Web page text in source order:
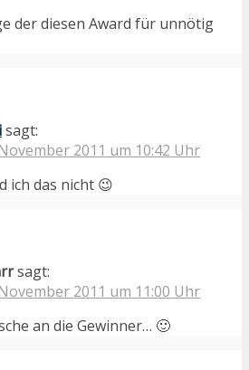
der diesen Award für unnötig
sagt:
2011 um 10:42 Uhr
ich das nicht 😉
sagt:
2011 um 11:00 Uhr
an die Gewinner… 🙂